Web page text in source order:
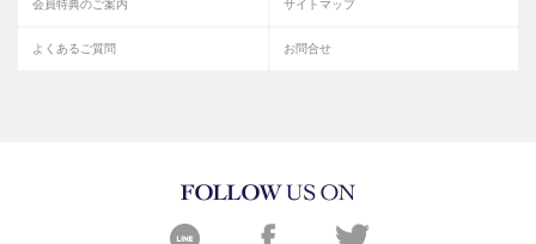
会員特典のご案内 サイトマップ
よくあるご質問 お問合せ